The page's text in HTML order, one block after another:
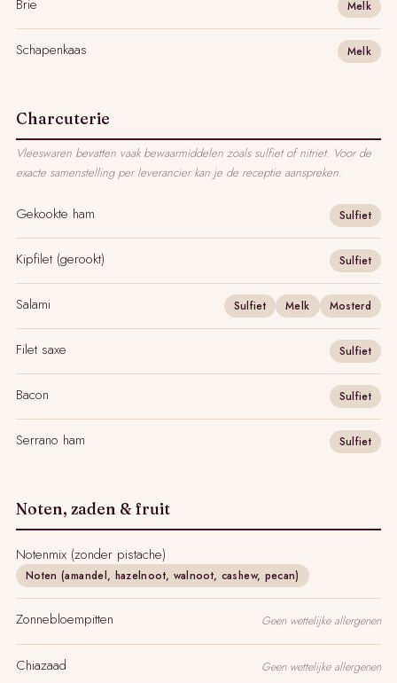
Brie Melk
Schapenkaas Melk
Charcuterie
Vleeswaren bevatten vaak bewaarmiddelen zoals sulfiet of nitriet. Voor de
exacte samenstelling per leverancier kan je de receptie aanspreken.
Gekookte ham Sulfiet
Kipfilet (gerookt) Sulfiet
Salami Sulfiet Melk Mosterd
Filet saxe Sulfiet
Bacon Sulfiet
Serrano ham Sulfiet
Noten, zaden & fruit
Notenmix (zonder pistache)
Noten (amandel, hazelnoot, walnoot, cashew, pecan)
Zonnebloempitten Geen wettelijke allergenen
Chiazaad Geen wettelijke allergenen